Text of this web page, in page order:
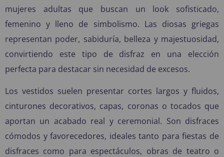
mujeres adultas que buscan un look sofisticado,
femenino y lleno de simbolismo. Las diosas griegas
representan poder, sabiduría, belleza y majestuosidad,
convirtiendo este tipo de disfraz en una elección
perfecta para destacar sin necesidad de excesos.
Los vestidos suelen presentar cortes largos y fluidos,
cinturones decorativos, capas, coronas o tocados que
aportan un acabado real y ceremonial. Son disfraces
cómodos y favorecedores, ideales tanto para fiestas de
disfraces como para espectáculos, obras de teatro o